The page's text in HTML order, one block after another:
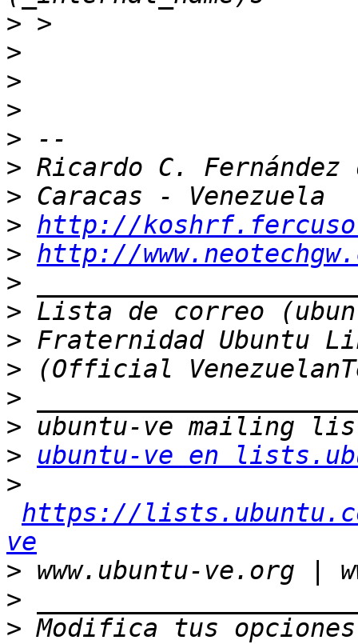
>
>
>
>
>
>
>
> http://
> http://
>
>
>
>
>
>
>
ubuntu-ve en
>
https://
ve
>
>
> Modifica tus